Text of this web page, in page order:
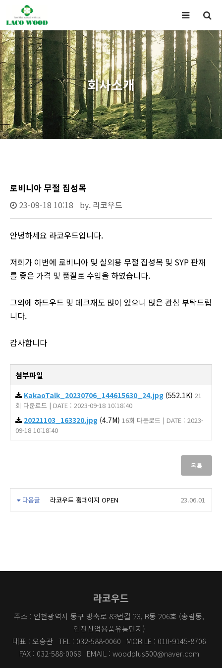
회사소개
로비니아 무절 집성목
23-09-18 10:18 by. 라코우드
안녕하세요 라코우드입니다.
저희가 이번에 로비니아 및 실외용 무절 집성목 및 SYP 판재
를 좋은 가격 및 품질로 수입을 하였습니다.
그외에 하드우드 및 데크재도 많이 있으니 많은 관심 부탁드립
니다.
감사합니다
첨부파일
KakaoTalk_20230706_144615630_24.jpg (552.1K) 21
회 다운로드 | DATE : 2023-09-18 10:18:40
20221103_163320.jpg (4.7M) 16회 다운로드 | DATE : 2023-
09-18 10:18:40
목록
다음글 라코우드 홈페이지 OPEN 23.06.01
라코우드
주소 : 인천광역시 동구 방축로 83번길 23, B동 206호 (송림동,
인천산업용품유통단지)
대표 : 오승관 TEL : 032-588-0060
MOBILE : 010-9145-8706
FAX : 032-588-0069 EMAIL : woodplus500@naver.com